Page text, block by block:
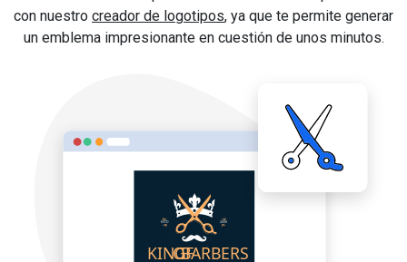
con nuestro creador de logotipos, ya que te permite generar
un emblema impresionante en cuestión de unos minutos.